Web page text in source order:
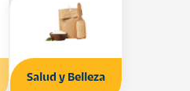
Salud y Belleza